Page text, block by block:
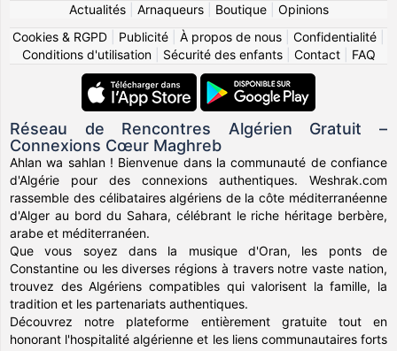
Actualités| Arnaqueurs| Boutique| Opinions
Cookies & RGPD
Publicité À propos de nous Confidentialité
Conditions d'utilisation| Sécurité des enfants| Contact| FAQ
Réseau de Rencontres Algérien Gratuit –
Connexions Cœur Maghreb
Ahlan wa sahlan ! Bienvenue dans la communauté de confiance
d'Algérie pour des connexions authentiques. Weshrak.com
rassemble des célibataires algériens de la côte méditerranéenne
d'Alger au bord du Sahara, célébrant le riche héritage berbère,
arabe et méditerranéen.
Que vous soyez dans la musique d'Oran, les ponts de
Constantine ou les diverses régions à travers notre vaste nation,
trouvez des Algériens compatibles qui valorisent la famille, la
tradition et les partenariats authentiques.
Découvrez notre plateforme entièrement gratuite tout en
honorant l'hospitalité algérienne et les liens communautaires forts